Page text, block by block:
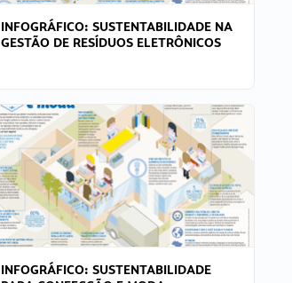
INFOGRÁFICO: SUSTENTABILIDADE NA
GESTÃO DE RESÍDUOS ELETRÔNICOS
INFOGRÁFICO: SUSTENTABILIDADE